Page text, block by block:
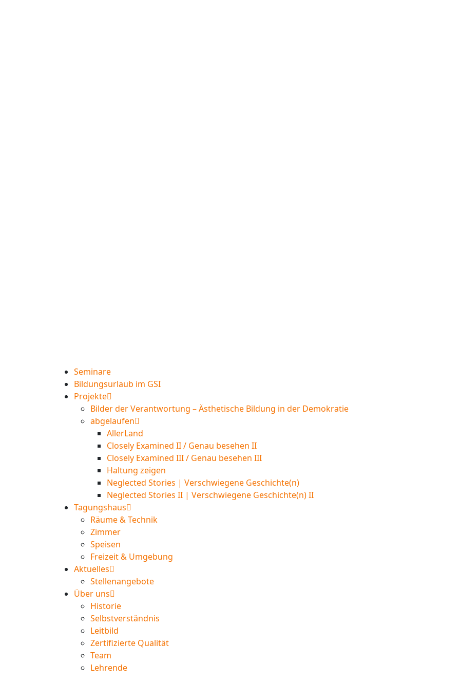
Seminare
Bildungsurlaub im GSI
Projekte
Bilder der Verantwortung – Ästhetische Bildung in der Demokratie
abgelaufen
AllerLand
Closely Examined II / Genau besehen II
Closely Examined III / Genau besehen III
Haltung zeigen
Neglected Stories | Verschwiegene Geschichte(n)
Neglected Stories II | Verschwiegene Geschichte(n) II
Tagungshaus
Räume & Technik
Zimmer
Speisen
Freizeit & Umgebung
Aktuelles
Stellenangebote
Über uns
Historie
Selbstverständnis
Leitbild
Zertifizierte Qualität
Team
Lehrende